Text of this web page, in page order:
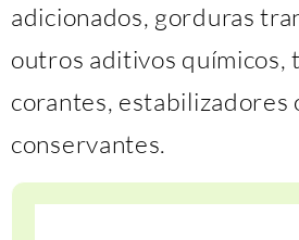
adicionados, gorduras
outros aditivos químicos,
corantes, estabilizadores
conservantes.